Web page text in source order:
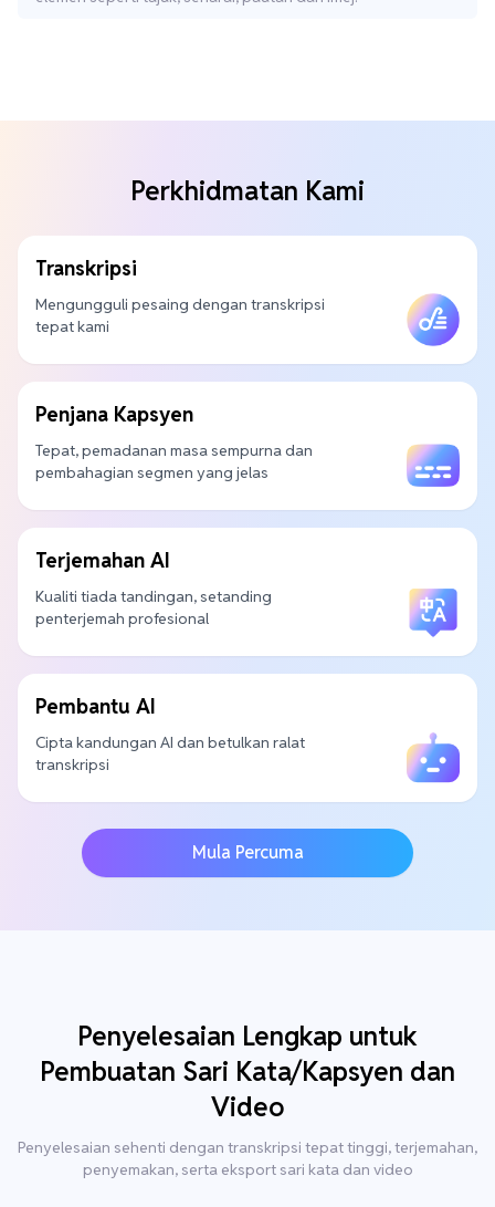
Perkhidmatan Kami
Transkripsi
Mengungguli pesaing dengan transkripsi
tepat kami
Penjana Kapsyen
Tepat, pemadanan masa sempurna dan
pembahagian segmen yang jelas
Terjemahan AI
Kualiti tiada tandingan, setanding
penterjemah profesional
Pembantu AI
Cipta kandungan AI dan betulkan ralat
transkripsi
Mula Percuma
Penyelesaian Lengkap untuk
Pembuatan Sari Kata/Kapsyen dan
Video
Penyelesaian sehenti dengan transkripsi tepat tinggi, terjemahan,
penyemakan, serta eksport sari kata dan video